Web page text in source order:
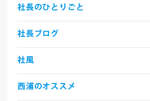
社長のひとりごと
社長ブログ
社風
西浦のオススメ